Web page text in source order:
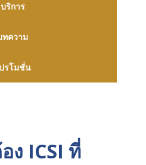
บริการ
ทความ
รโมชั่น
ง ICSI ที่